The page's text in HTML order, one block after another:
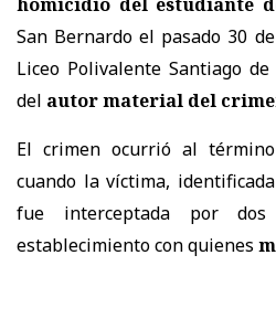
San Bernardo el pasado 30
Liceo Polivalente Santiago
del autor material del
El crimen ocurrió al
cuando la víctima, identificada
fue interceptada por
establecimiento con quienes